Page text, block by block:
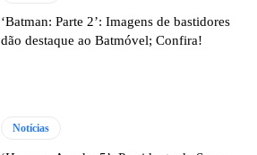
‘Batman: Parte 2’: Imagens de bastidores
dão destaque ao Batmóvel; Confira!
Notícias